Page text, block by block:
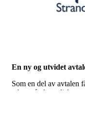
Postet avLillehammer